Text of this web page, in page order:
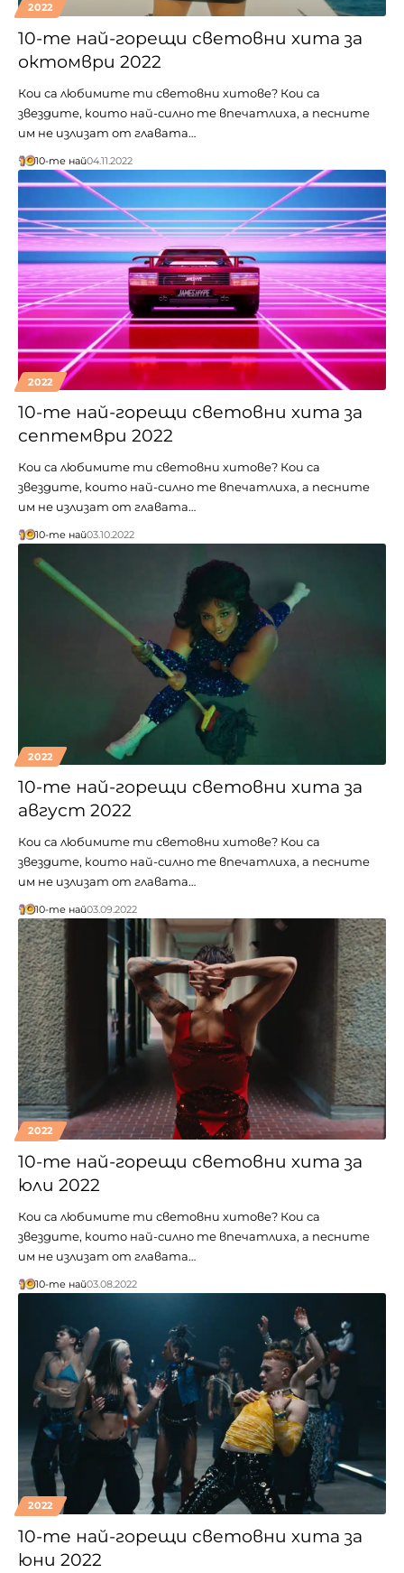
2022
10-те най-горещи световни хита за
октомври 2022
Кои са любимите ти световни хитове? Кои са
звездите, които най-силно те впечатлиха, а песните
им не излизат от главата…
10-те най04.11.2022
2022
10-те най-горещи световни хита за
септември 2022
Кои са любимите ти световни хитове? Кои са
звездите, които най-силно те впечатлиха, а песните
им не излизат от главата…
10-те най03.10.2022
2022
10-те най-горещи световни хита за
август 2022
Кои са любимите ти световни хитове? Кои са
звездите, които най-силно те впечатлиха, а песните
им не излизат от главата…
10-те най03.09.2022
2022
10-те най-горещи световни хита за
юли 2022
Кои са любимите ти световни хитове? Кои са
звездите, които най-силно те впечатлиха, а песните
им не излизат от главата…
10-те най03.08.2022
2022
10-те най-горещи световни хита за
юни 2022